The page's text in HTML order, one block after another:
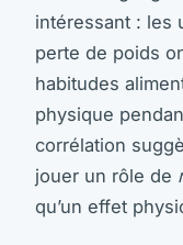
intéressant : les
perte de poids
habitudes
physique
corrélation
jouer un rôle de
qu’un effet